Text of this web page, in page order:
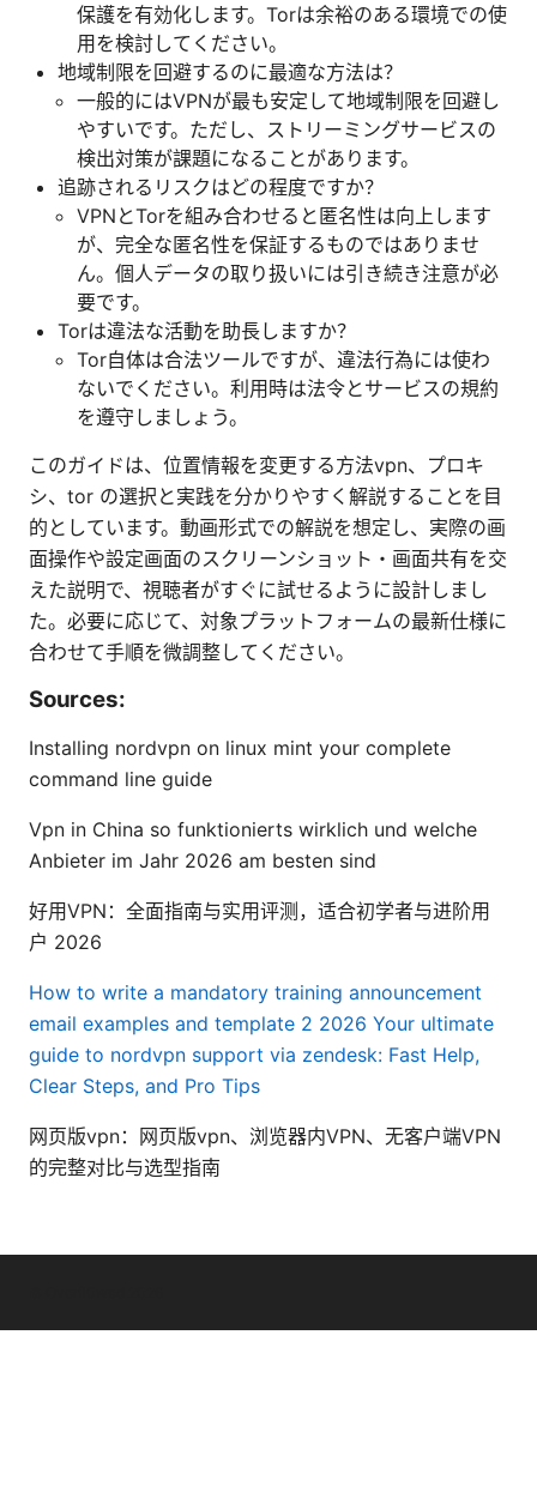
保護を有効化します。Torは余裕のある環境での使
用を検討してください。
地域制限を回避するのに最適な方法は？
一般的にはVPNが最も安定して地域制限を回避し
やすいです。ただし、ストリーミングサービスの
検出対策が課題になることがあります。
追跡されるリスクはどの程度ですか？
VPNとTorを組み合わせると匿名性は向上します
が、完全な匿名性を保証するものではありませ
ん。個人データの取り扱いには引き続き注意が必
要です。
Torは違法な活動を助長しますか？
Tor自体は合法ツールですが、違法行為には使わ
ないでください。利用時は法令とサービスの規約
を遵守しましょう。
このガイドは、位置情報を変更する方法vpn、プロキ
シ、tor の選択と実践を分かりやすく解説することを目
的としています。動画形式での解説を想定し、実際の画
面操作や設定画面のスクリーンショット・画面共有を交
えた説明で、視聴者がすぐに試せるように設計しまし
た。必要に応じて、対象プラットフォームの最新仕様に
合わせて手順を微調整してください。
Sources:
Installing nordvpn on linux mint your complete
command line guide
Vpn in China so funktionierts wirklich und welche
Anbieter im Jahr 2026 am besten sind
好用VPN：全面指南与实用评测，适合初学者与进阶用
户 2026
How to write a mandatory training announcement
email examples and template 2 2026 Your ultimate
guide to nordvpn support via zendesk: Fast Help,
Clear Steps, and Pro Tips
网页版vpn：网页版vpn、浏览器内VPN、无客户端VPN
的完整对比与选型指南